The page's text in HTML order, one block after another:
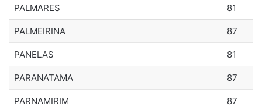
PALMARES 81
PALMEIRINA 87
PANELAS 81
PARANATAMA 87
PARNAMIRIM 87